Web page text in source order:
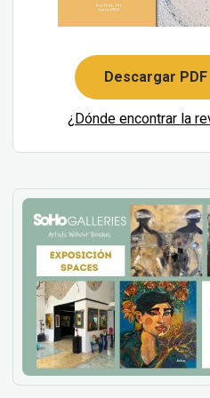
Descargar PDF
¿Dónde encontrar la